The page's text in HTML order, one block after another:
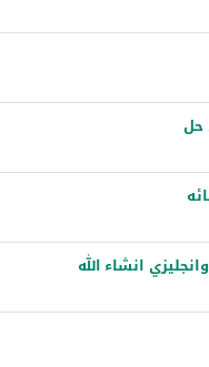
حل
انشاء الله